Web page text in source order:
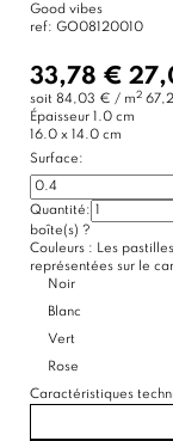
Good vibes
ref: GO08120010
33,78 €
soit 84,03 € / m2
Épaisseur 1.0 cm
16.0 x 14.0 cm
Surface:
Quantité:
boîte(s) ?
Couleurs : Les
représentées sur le
Noir
Blanc
Vert
Rose
Caractéristiques